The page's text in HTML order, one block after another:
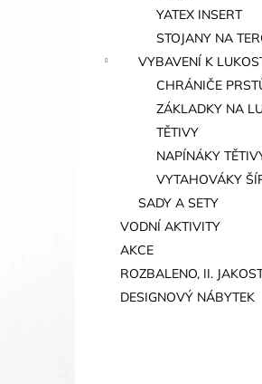
YATEX INSERT
STOJANY NA
VYBAVENÍ K
CHRÁNIČE
ZÁKLADKY NA
TĚTIVY
NAPÍNÁKY
VYTAHOVÁKY
SADY A SETY
VODNÍ AKTIVITY
AKCE
ROZBALENO, II.
DESIGNOVÝ NÁBYTEK